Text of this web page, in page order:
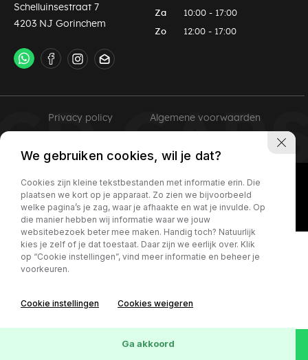
Schelluinsestraat 7
4203 NJ Gorinchem
Za 10:00 - 17:00
Zo 12:00 - 17:00
Privacy policy Algemene voorwaarden
We gebruiken cookies, wil je dat?
Cookies zijn kleine tekstbestanden met informatie erin. Die
plaatsen we kort op je apparaat. Zo zien we bijvoorbeeld
welke pagina’s je zag, waar je afhaakte en wat je invulde. Op
die manier hebben wij informatie waar we jouw
websitebezoek beter mee maken. Handig toch? Natuurlijk
kies je zelf of je dat toestaat. Daar zijn we eerlijk over. Klik
op “Cookie instellingen”, vind meer informatie en beheer je
voorkeuren.
Cookie instellingen Cookies weigeren
Ga akkoord